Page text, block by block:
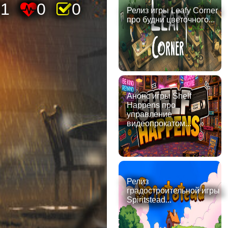
0 0
Релиз игры Leafy Corner
про будни цветочного...
Анонс игры Shelf
Happens про
управление
видеопрокатом...
Релиз
градостроительной игры
Spiritstead...